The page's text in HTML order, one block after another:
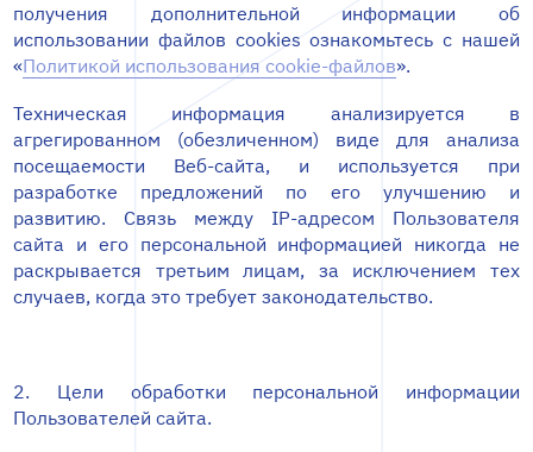
получения дополнительной информации об
использовании файлов cookies ознакомьтесь с нашей
«Политикой использования cookie-файлов».
Техническая информация анализируется в
агрегированном (обезличенном) виде для анализа
посещаемости Веб-сайта, и используется при
разработке предложений по его улучшению и
развитию. Связь между IP-адресом Пользователя
сайта и его персональной информацией никогда не
раскрывается третьим лицам, за исключением тех
случаев, когда это требует законодательство.
2. Цели обработки персональной информации
Пользователей сайта.